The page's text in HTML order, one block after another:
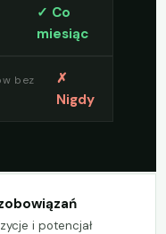
✓ Co
miesiąc
bez
✗
Nigdy
i potencjał